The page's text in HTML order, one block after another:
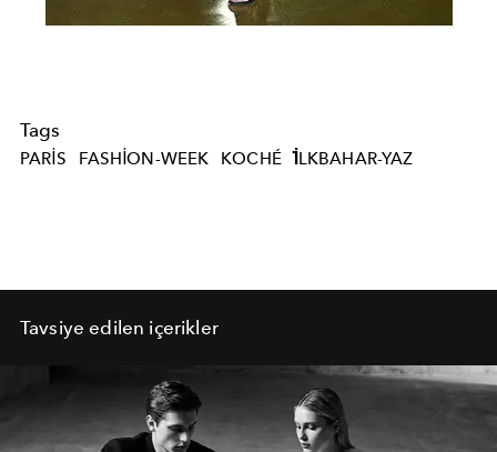
Tags
PARIS FASHION-WEEK KOCHÉ İLKBAHAR-YAZ
Tavsiye edilen içerikler